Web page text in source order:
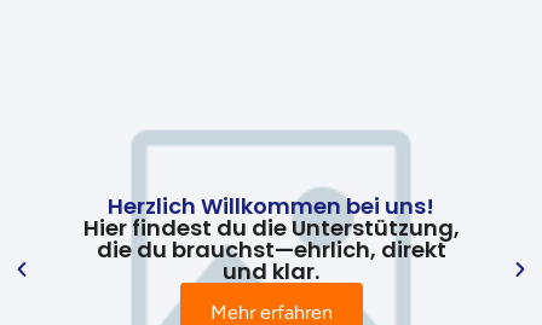
Herzlich Willkommen bei uns!
Hier findest du die Unterstützung,
die du brauchst—ehrlich, direkt
und klar.
Mehr erfahren